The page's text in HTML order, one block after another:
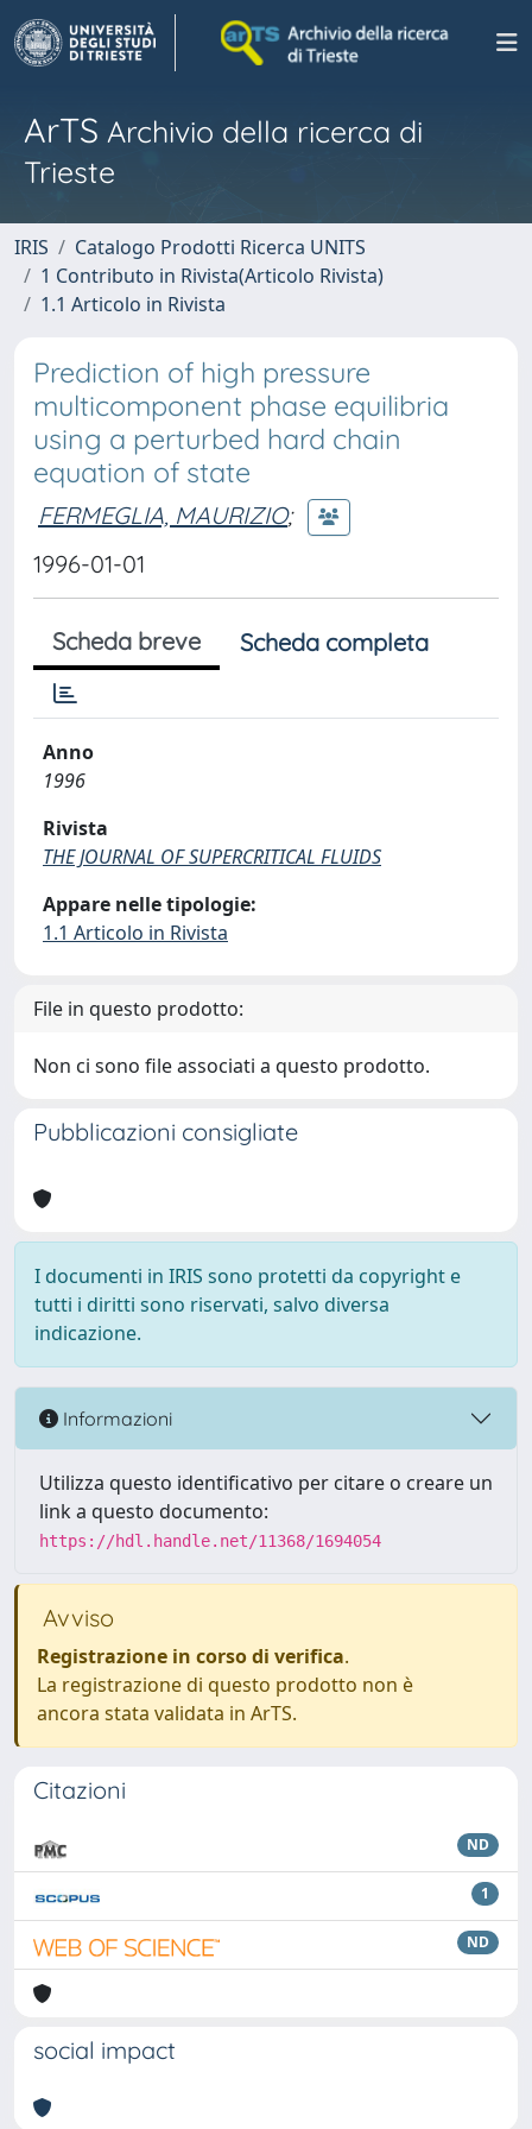
ArTS Archivio della ricerca di
Trieste
IRIS
Catalogo Prodotti Ricerca UNITS
1 Contributo in Rivista(Articolo Rivista)
1.1 Articolo in Rivista
Prediction of high pressure
multicomponent phase equilibria
using a perturbed hard chain
equation of state
FERMEGLIA, MAURIZIO;
1996-01-01
Scheda breve Scheda completa
Anno
1996
Rivista
THE JOURNAL OF SUPERCRITICAL FLUIDS
Appare nelle tipologie:
1.1 Articolo in Rivista
File in questo prodotto:
Non ci sono file associati a questo prodotto.
Pubblicazioni consigliate
I documenti in IRIS sono protetti da copyright e
tutti i diritti sono riservati, salvo diversa
indicazione.
Informazioni
Utilizza questo identificativo per citare o creare un
link a questo documento:
https://hdl.handle.net/11368/1694054
Avviso
Registrazione in corso di verifica.
La registrazione di questo prodotto non è
ancora stata validata in ArTS.
Citazioni
ND
1
ND
social impact